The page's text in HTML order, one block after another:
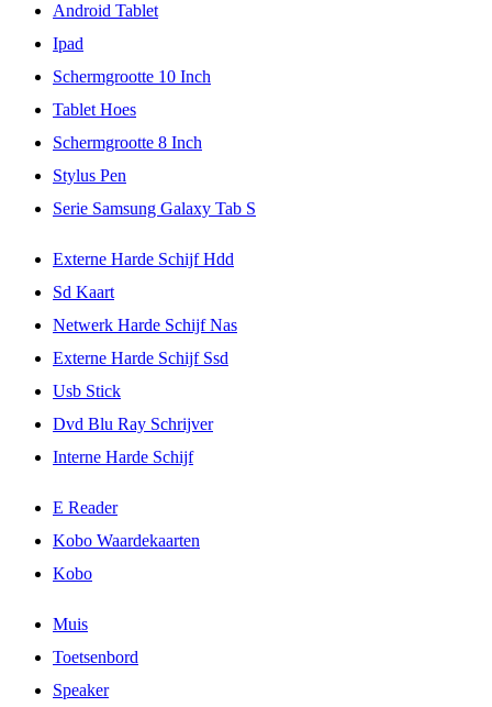
Android Tablet
Ipad
Schermgrootte 10 Inch
Tablet Hoes
Schermgrootte 8 Inch
Stylus Pen
Serie Samsung Galaxy Tab S
Externe Harde Schijf Hdd
Sd Kaart
Netwerk Harde Schijf Nas
Externe Harde Schijf Ssd
Usb Stick
Dvd Blu Ray Schrijver
Interne Harde Schijf
E Reader
Kobo Waardekaarten
Kobo
Muis
Toetsenbord
Speaker